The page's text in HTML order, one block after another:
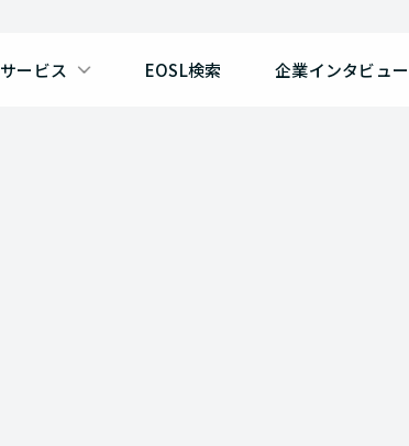
サービス EOSL検索 企業インタビュー